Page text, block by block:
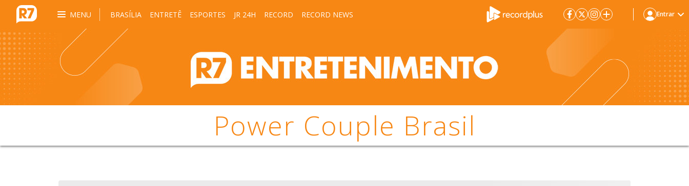
MENU BRASÍLIA ENTRETÊ ESPORTES JR 24H RECORD RECORD NEWS Entrar
Power Couple Brasil